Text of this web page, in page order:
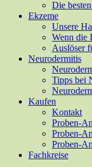
Die
Ekzeme
Unsere
Wenn die
Auslöser
Neurodermitis
Tipps bei
Kaufen
Kontakt
Proben-
Proben-
Proben-
Fachkreise